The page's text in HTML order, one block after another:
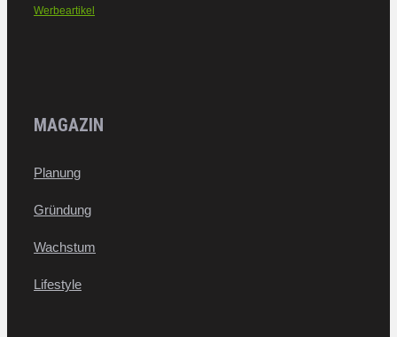
Werbeartikel
MAGAZIN
Planung
Gründung
Wachstum
Lifestyle